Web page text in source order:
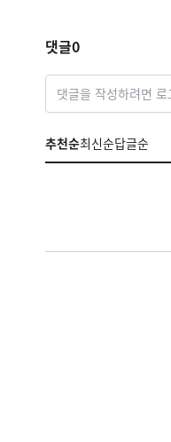
댓글0
댓글을 작성하려면
추천순최신순답글순